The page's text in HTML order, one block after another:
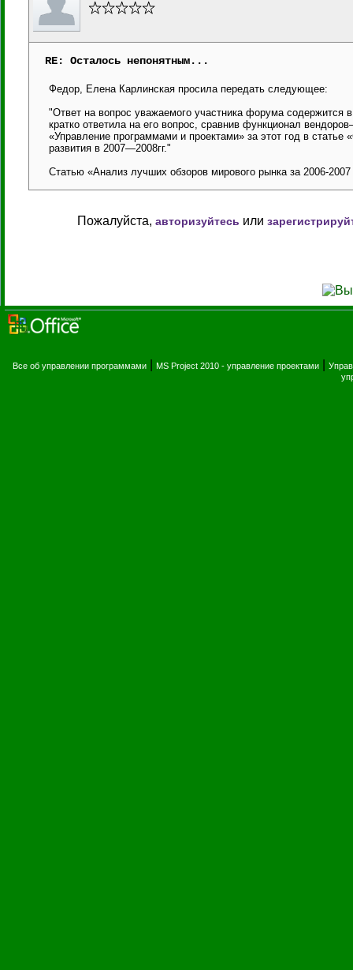
RE: Осталось непонятным...
Федор, Елена Карлинская просила передать следующее:
"Ответ на вопрос уважаемого участника форума содержится
кратко ответила на его вопрос, сравнив функционал
«Управление программами и проектами» за этот год в
развития в 2007—2008гг."
Статью «Анализ лучших обзоров мирового рынка за 2006-
Пожалуйста, авторизуйтесь или
Все об управлении программами MS Project 2010 - управление проектами